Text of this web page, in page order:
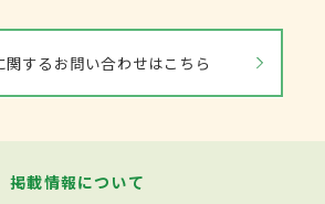
関するお問い合わせはこちら
掲載情報について